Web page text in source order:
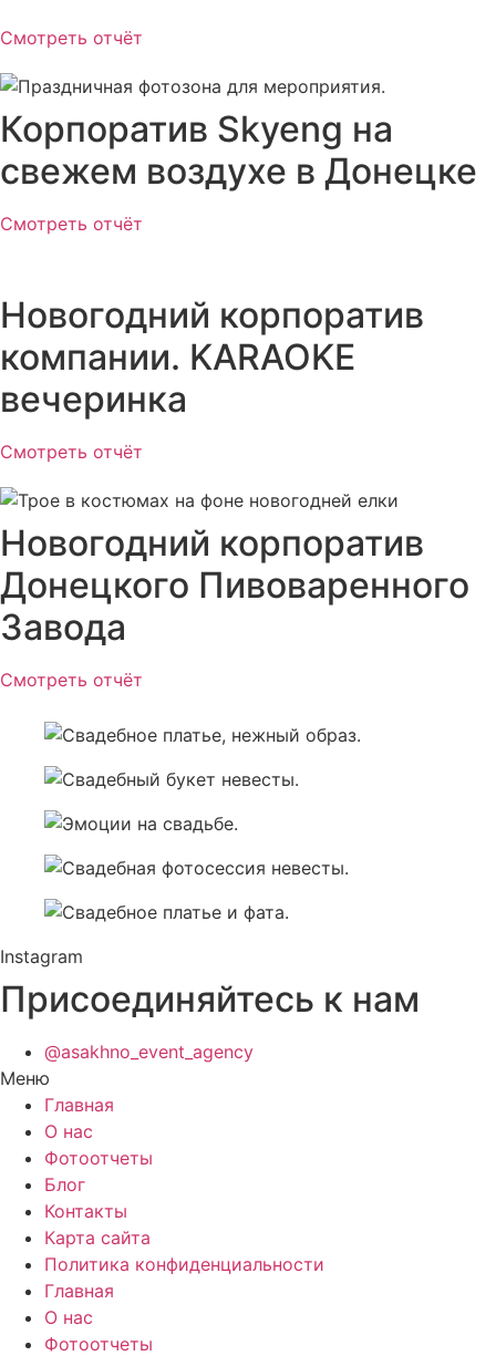
Смотреть отчёт
Корпоратив Skyeng на
свежем воздухе в Донецке
Смотреть отчёт
Новогодний корпоратив
компании. KARAOKE
вечеринка
Смотреть отчёт
Новогодний корпоратив
Донецкого Пивоваренного
Завода
Смотреть отчёт
Instagram
Присоединяйтесь к нам
@asakhno_event_agency
Меню
Главная
О нас
Фотоотчеты
Блог
Контакты
Карта сайта
Политика конфиденциальности
Главная
О нас
Фотоотчеты